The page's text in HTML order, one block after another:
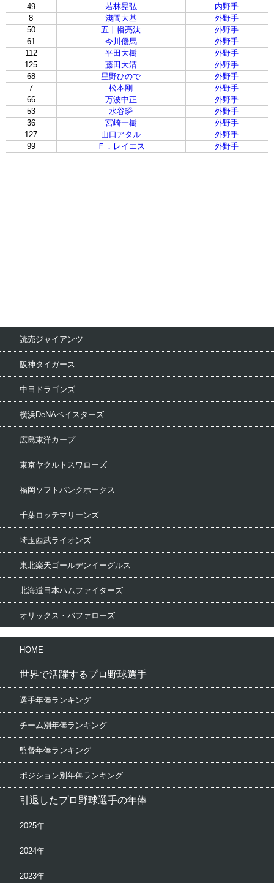
49
若林晃弘
内野手
8
淺間大基
外野手
50
五十幡亮汰
外野手
61
今川優馬
外野手
112
平田大樹
外野手
125
藤田大清
外野手
68
星野ひので
外野手
7
松本剛
外野手
66
万波中正
外野手
53
水谷瞬
外野手
36
宮崎一樹
外野手
127
山口アタル
外野手
99
Ｆ．レイエス 外野手
読売ジャイアンツ
阪神タイガース
中日ドラゴンズ
横浜DeNAベイスターズ
広島東洋カープ
東京ヤクルトスワローズ
福岡ソフトバンクホークス
千葉ロッテマリーンズ
埼玉西武ライオンズ
東北楽天ゴールデンイーグルス
北海道日本ハムファイターズ
オリックス・バファローズ
HOME
世界で活躍するプロ野球選手
選手年俸ランキング
チーム別年俸ランキング
監督年俸ランキング
ポジション別年俸ランキング
引退したプロ野球選手の年俸
2025年
2024年
2023年